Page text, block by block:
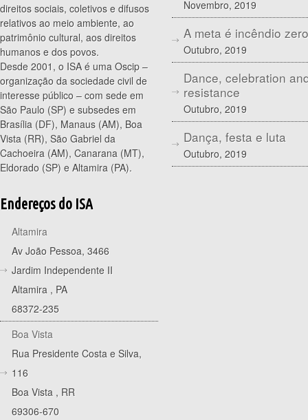
direitos sociais, coletivos e difusos
relativos ao meio ambiente, ao
patrimônio cultural, aos direitos
humanos e dos povos.
Desde 2001, o ISA é uma Oscip –
organização da sociedade civil de
interesse público – com sede em
São Paulo (SP) e subsedes em
Brasília (DF), Manaus (AM), Boa
Vista (RR), São Gabriel da
Cachoeira (AM), Canarana (MT),
Eldorado (SP) e Altamira (PA).
Endereços do ISA
Altamira
Av João Pessoa, 3466
Jardim Independente II
Altamira , PA
68372-235
Boa Vista
Rua Presidente Costa e Silva,
116
Boa Vista , RR
69306-670
Novembro, 2019
A meta é incêndio zero
Outubro, 2019
Dance, celebration
resistance
Outubro, 2019
Dança, festa e luta
Outubro, 2019